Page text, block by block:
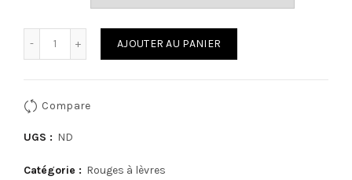
AJOUTER AU PANIER
Compare
UGS : ND
Catégorie : Rouges à lèvres